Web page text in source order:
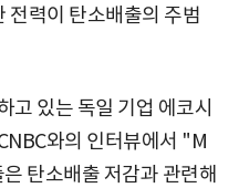
전력이 탄소배출의 주범
고 있는 독일 기업 에코시
와의 인터뷰에서 "M
탄소배출 저감과 관련해